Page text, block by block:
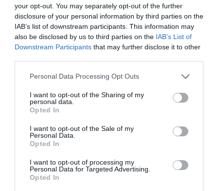
your opt-out. You may separately opt-out of the further
disclosure of your personal information by third parties on the
IAB’s list of downstream participants. This information may
also be disclosed by us to third parties on the IAB’s List of
Downstream Participants that may further disclose it to other
Please note that this website/app uses one or more Google
not limited to your visit or usage behaviour. You may click to
grant or deny consent to Google and its third-party tags to
use your data for below specified purposes in below Google
consent section.
Personal Data Processing Opt Outs
I want to opt-out of the Sharing of my
personal data.
Opted In
I want to opt-out of the Sale of my
Personal Data.
Opted In
I want to opt-out of processing my
Personal Data for Targeted Advertising.
Opted In
Με την στήριξη των:
Δήμος Άνδρου